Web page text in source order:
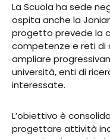
La Scuola ha sede
ospita anche la
progetto prevede la
competenze e reti di
ampliare
università, enti di
interessate.
L’obiettivo è
progettare attività